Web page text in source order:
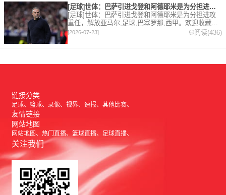
[足球]世体：巴萨引进戈登和阿德耶米是为分担进攻重任，解放亚
[足球]世体：巴萨引进戈登和阿德耶米是为分担进攻
重任，解放亚马尔,足球,巴塞罗那,西甲。欢迎收藏本
站，24小时为你更新最新的足球，篮球体育资讯。
[2026-07-23] 阅读(436)
链接分类
足球 篮球 录像 视界 速报 其他比赛
友情链接
网站地图
网站地图 热门直播 篮球直播 足球直播
关注我们